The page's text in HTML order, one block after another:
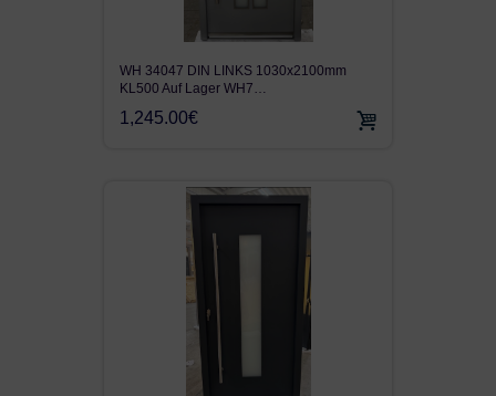
WH 34047 DIN LINKS 1030x2100mm
KL500 Auf Lager WH7…
1,245.00€